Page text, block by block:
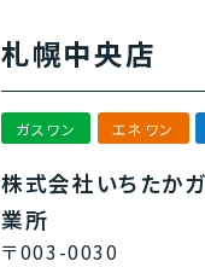
札幌中央店
ガスワン エネワン
株式会社いちたか
業所
〒003-0030